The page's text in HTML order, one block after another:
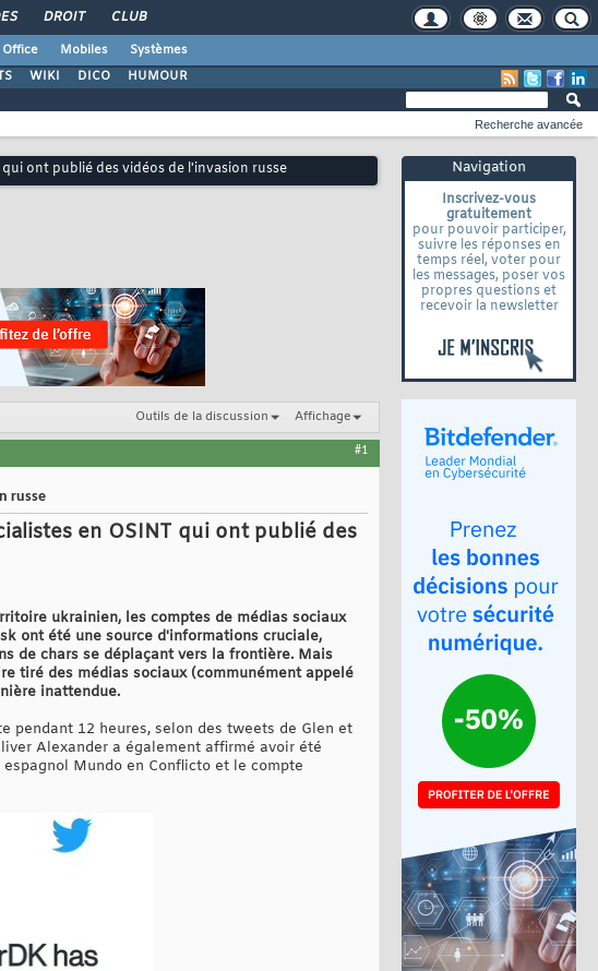
DROIT CLUB
Office Mobiles
Systèmes
WIKI DICO HUMOUR
Navigation
Inscrivez-vous
gratuitement
pour pouvoir participer,
suivre les réponses en
temps réel, voter pour
les messages, poser vos
propres questions et
recevoir la newsletter
Recherche avancée
ont publié des vidéos de l'invasion russe
Outils de la discussion Affichage
#1
russe
en OSINT qui ont publié des
ukrainien, les comptes de médias sociaux
ont ​​été une source d'informations cruciale,
de chars se déplaçant vers la frontière. Mais
tiré des médias sociaux (communément appelé
inattendue.
pendant 12 heures, selon des tweets de Glen et
Alexander a également affirmé avoir été
Mundo en Conflicto et le compte